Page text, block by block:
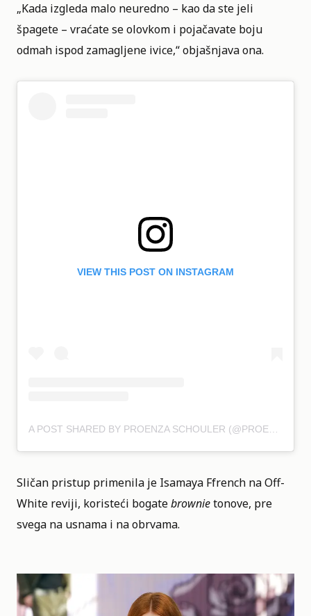
„Kada izgleda malo neuredno – kao da ste jeli
špagete – vraćate se olovkom i pojačavate boju
odmah ispod zamagljene ivice,“ objašnjava ona.
VIEW THIS POST ON INSTAGRAM
Sličan pristup primenila je Isamaya Ffrench na Off-
White reviji, koristeći bogatebrownietonove, pre
svega na usnama i na obrvama.